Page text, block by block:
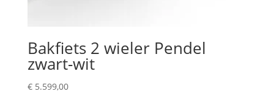
Bakfiets 2 wieler Pendel
zwart-wit
€5.599,00